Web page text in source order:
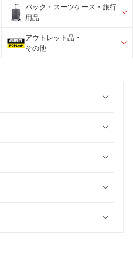
バック・スーツケース・旅行
用品
アウトレット品・
その他